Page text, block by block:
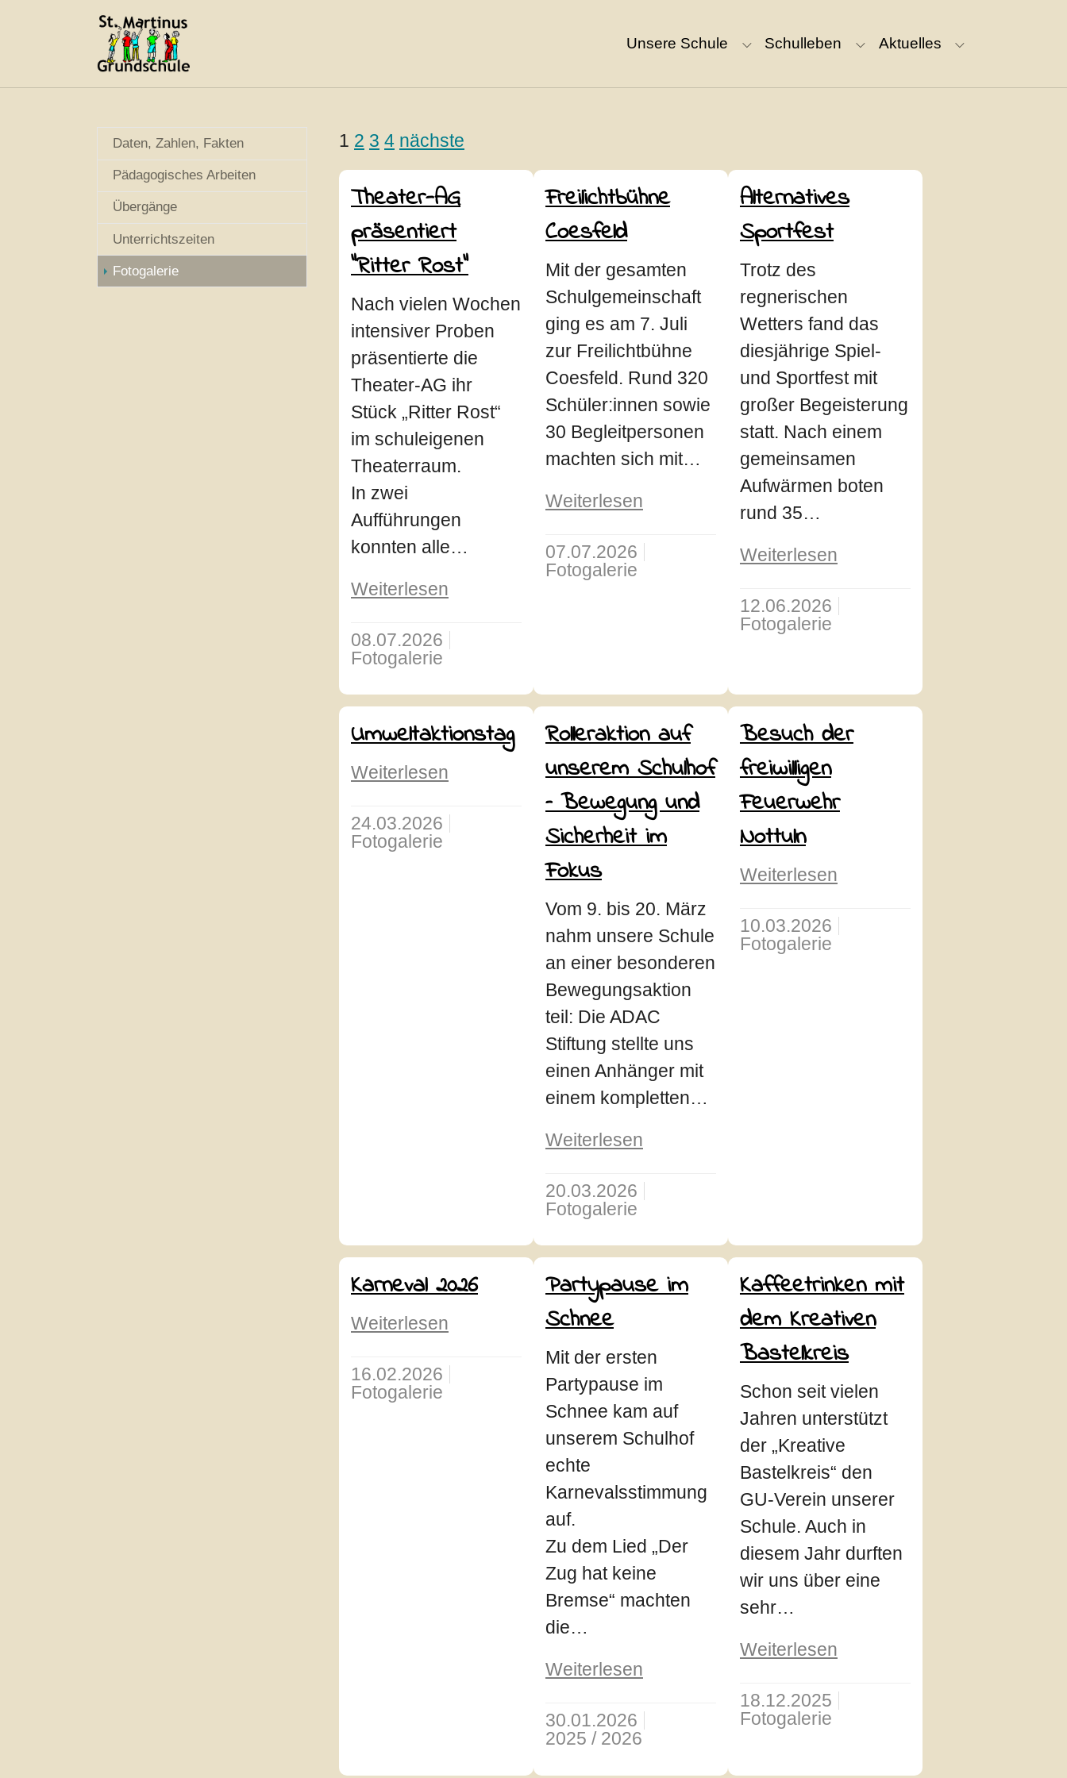
Skip to main navigation
Skip to main content
Skip to page footer
Unsere Schule
Submenu for "Unsere Schule"
Schulleben
Submenu for "Schulleben"
Aktuelles
Submenu for
1 2 3 4 nächste
Theater-AG
präsentiert
"Ritter Rost"
Nach vielen Wochen
intensiver Proben
präsentierte die
Theater-AG ihr
Stück „Ritter Rost“
im schuleigenen
Theaterraum.
In zwei
Aufführungen
konnten alle…
Weiterlesen
08.07.2026
Fotogalerie
Freilichtbühne
Coesfeld
Mit der gesamten
Schulgemeinschaft
ging es am 7. Juli
zur Freilichtbühne
Coesfeld. Rund 320
Schüler:innen sowie
30 Begleitpersonen
machten sich mit…
Weiterlesen
07.07.2026
Fotogalerie
Alternatives
Sportfest
Trotz des
regnerischen
Wetters fand das
diesjährige Spiel-
und Sportfest mit
großer Begeisterung
statt. Nach einem
gemeinsamen
Aufwärmen boten
rund 35…
Weiterlesen
12.06.2026
Fotogalerie
Umweltaktionstag
Weiterlesen
24.03.2026
Fotogalerie
Rolleraktion auf
unserem Schulhof
– Bewegung und
Sicherheit im
Fokus
Vom 9. bis 20. März
nahm unsere Schule
an einer besonderen
Bewegungsaktion
teil: Die ADAC
Stiftung stellte uns
einen Anhänger mit
einem kompletten…
Weiterlesen
20.03.2026
Fotogalerie
Besuch der
freiwilligen
Feuerwehr
Nottuln
Weiterlesen
10.03.2026
Fotogalerie
Karneval 2026
Weiterlesen
16.02.2026
Fotogalerie
Partypause im
Schnee
Mit der ersten
Partypause im
Schnee kam auf
unserem Schulhof
echte
Karnevalsstimmung
auf.
Zu dem Lied „Der
Zug hat keine
Bremse“ machten
die…
Weiterlesen
30.01.2026
2025 / 2026
Kaffeetrinken mit
dem Kreativen
Bastelkreis
Schon seit vielen
Jahren unterstützt
der „Kreative
Bastelkreis“ den
GU-Verein unserer
Schule. Auch in
diesem Jahr durften
wir uns über eine
sehr…
Weiterlesen
18.12.2025
Fotogalerie
Daten, Zahlen, Fakten
Pädagogisches Arbeiten
Übergänge
Unterrichtszeiten
Fotogalerie(current)